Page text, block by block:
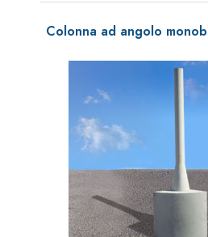
Colonna ad angolo